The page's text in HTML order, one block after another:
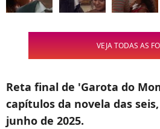
VEJA TODAS AS
Reta final de 'Garota do
capítulos da novela das seis,
junho de 2025.